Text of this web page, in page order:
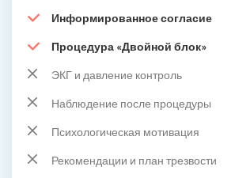
Информированное согласие
Процедура «Двойной блок»
ЭКГ и давление контроль
Наблюдение после процедуры
Психологическая мотивация
Рекомендации и план трезвости